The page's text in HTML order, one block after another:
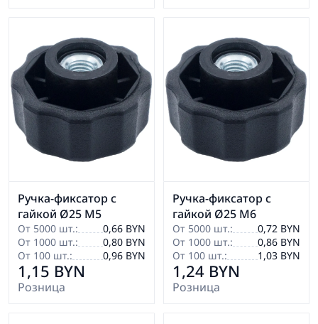
Ручка-фиксатор с
гайкой Ø25 М5
От 5000 шт.:
0,66 BYN
От 1000 шт.:
0,80 BYN
От 100 шт.:
0,96 BYN
1,15 BYN
Розница
Ручка-фиксатор с
гайкой Ø25 М6
От 5000 шт.:
0,72 BYN
От 1000 шт.:
0,86 BYN
От 100 шт.:
1,03 BYN
1,24 BYN
Розница